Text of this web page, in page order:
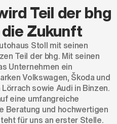
Teil der bhg
Zukunft
Stoll mit seinen
Teil der bhg. Mit seinen
Unternehmen ein
Volkswagen, Škoda und
sowie Audi in Binzen.
eine umfangreiche
Beratung und hochwertigen
für uns an erster Stelle.